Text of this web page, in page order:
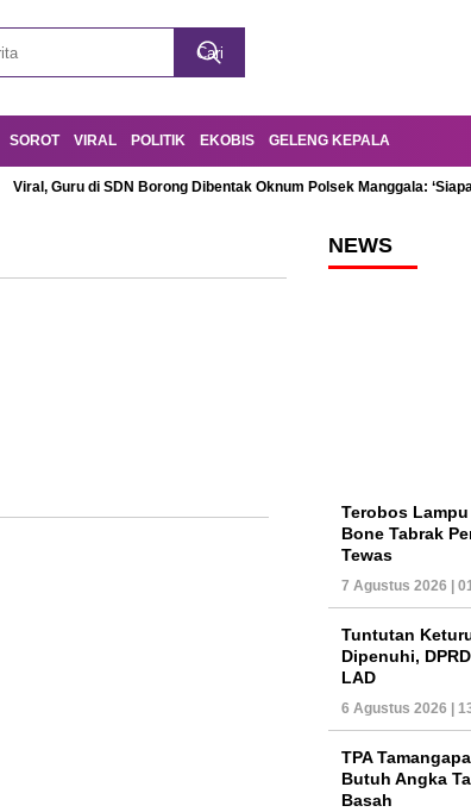
SOROT VIRAL POLITIK EKOBIS GELENG KEPALA
Viral, Guru di SDN Borong Dibentak Oknum Polsek Manggala:
NEWS
Terobos
Bone Tabrak
Tewas
7 Agustus 2026 |
Tuntutan
Dipenuhi,
LAD
6 Agustus 2026 |
TPA
Butuh Angka
Basah